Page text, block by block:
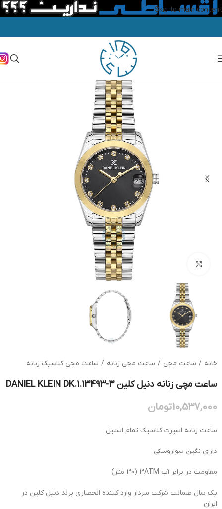
Skip to main content
خانه / ساعت مچی / ساعت مچی زنانه / ساعت مچی کلاسیک زنانه
ساعت مچی زنانه دنیل کلین DANIEL KLEIN DK.1.13493-3
10,537,000تومان
ساعت زنانه اسپرت کلاسیک تمام استیل
دارای نگین سواروسکی
مقاومت در برابر آب 3ATM (30 متر)
یک سال ضمانت شرکت سردار وارد کننده انحصاری برند دنیل کلین در
ایران